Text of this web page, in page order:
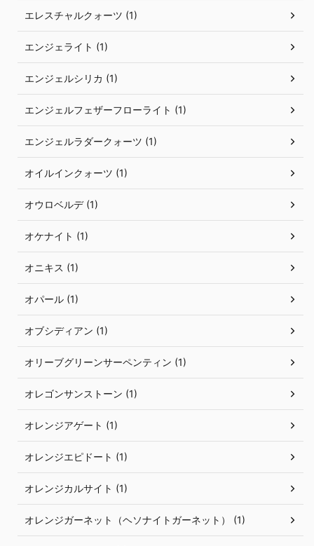
エレスチャルクォーツ (1)
エンジェライト (1)
エンジェルシリカ (1)
エンジェルフェザーフローライト (1)
エンジェルラダークォーツ (1)
オイルインクォーツ (1)
オウロベルデ (1)
オケナイト (1)
オニキス (1)
オパール (1)
オブシディアン (1)
オリーブグリーンサーペンティン (1)
オレゴンサンストーン (1)
オレンジアゲート (1)
オレンジエピドート (1)
オレンジカルサイト (1)
オレンジガーネット（ヘソナイトガーネット） (1)